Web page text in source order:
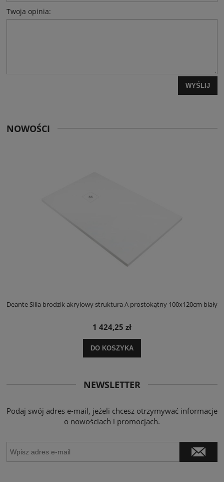
Twoja opinia:
WYŚLIJ
NOWOŚCI
Deante Silia brodzik akrylowy struktura A prostokątny 100x120cm biały
1 424,25 zł
DO KOSZYKA
NEWSLETTER
Podaj swój adres e-mail, jeżeli chcesz otrzymywać informacje
o nowościach i promocjach.